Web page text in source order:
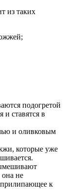
из таких
подогретой
и ставятся в
и оливковым
которые уже
не
прилипающее к